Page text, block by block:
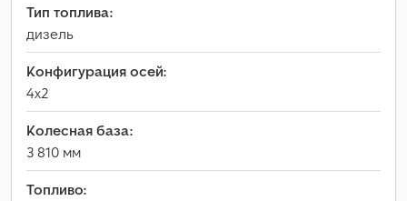
Тип топлива:
дизель
Конфигурация осей:
4x2
Колесная база:
3 810 мм
Топливо: